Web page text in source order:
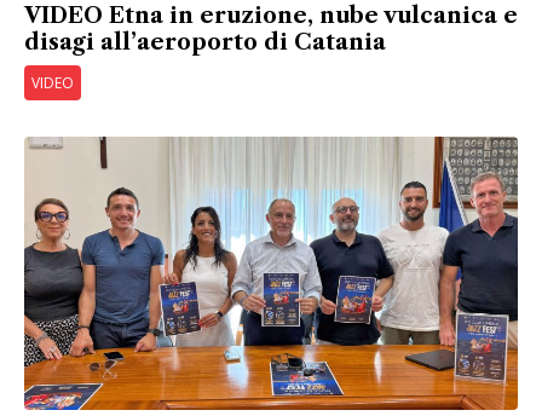
VIDEO Etna in eruzione, nube vulcanica e
disagi all’aeroporto di Catania
VIDEO